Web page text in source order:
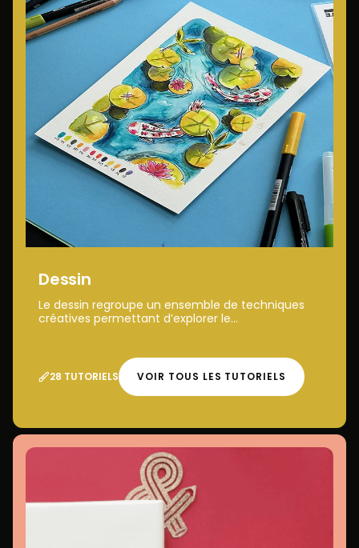
Dessin
Le dessin regroupe un ensemble de techniques
créatives permettant d’explorer le...
28 TUTORIELS VOIR TOUS LES TUTORIELS